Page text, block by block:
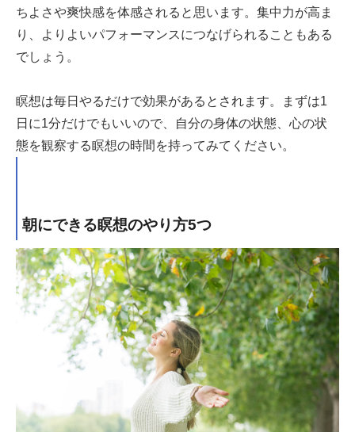
ちよさや爽快感を体感されると思います。集中力が高ま
り、よりよいパフォーマンスにつなげられることもある
でしょう。
瞑想は毎日やるだけで効果があるとされます。まずは1
日に1分だけでもいいので、自分の身体の状態、心の状
態を観察する瞑想の時間を持ってみてください。
朝にできる瞑想のやり方5つ